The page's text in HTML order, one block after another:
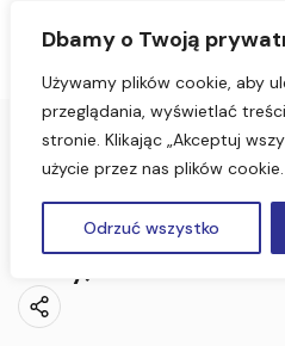
Dbamy o Twoją
Używamy plików cookie, aby
przeglądania, wyświetlać
stronie. Klikając „Akceptuj
użycie przez nas plików cookie.
Odrzuć wszystko
Strona Główna
Zakopane, Pieniny 3 dni
Zakopane, Pieniny 3